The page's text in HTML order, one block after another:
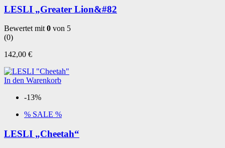
LESLI „Greater Lion&#82
Bewertet mit0 von 5
(0)
142,00 €
In den Warenkorb
-13%
% SALE %
LESLI „Cheetah“